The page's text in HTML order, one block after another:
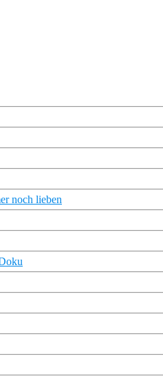
noch lieben